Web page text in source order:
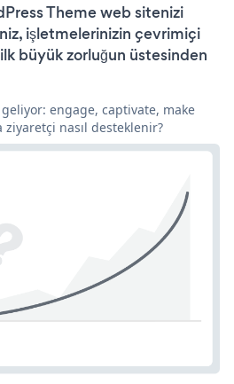
Theme web sitenizi
işletmelerinizin çevrimiçi
ilk büyük zorluğun üstesinden
engage, captivate, make
ziyaretçi nasıl desteklenir?